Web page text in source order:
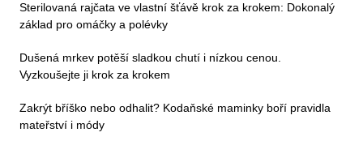
Sterilovaná rajčata ve vlastní šťávě krok za krokem: Dokonalý
základ pro omáčky a polévky
Dušená mrkev potěší sladkou chutí i nízkou cenou.
Vyzkoušejte ji krok za krokem
Zakrýt bříško nebo odhalit? Kodaňské maminky boří pravidla
mateřství i módy